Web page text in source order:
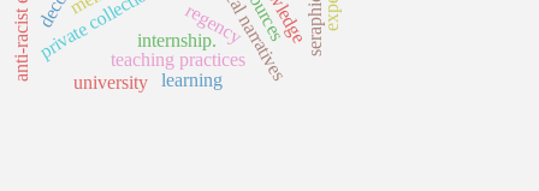
private collectionsteaching practices
internship.regency
learning
university